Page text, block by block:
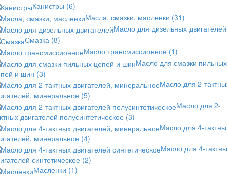
Канистры (6)
Масла, смазки, масленки (31)
Масло для дизельных двигателей
Смазка (8)
Масло трансмиссионное (1)
Масло для смазки пильных
и шин (3)
Масло для 2-
минеральное (5)
Масло для 2-
двигателей полусинтетическое (3)
Масло для 4-
минеральное (4)
Масло для 4-
синтетическое (2)
Масленки (1)